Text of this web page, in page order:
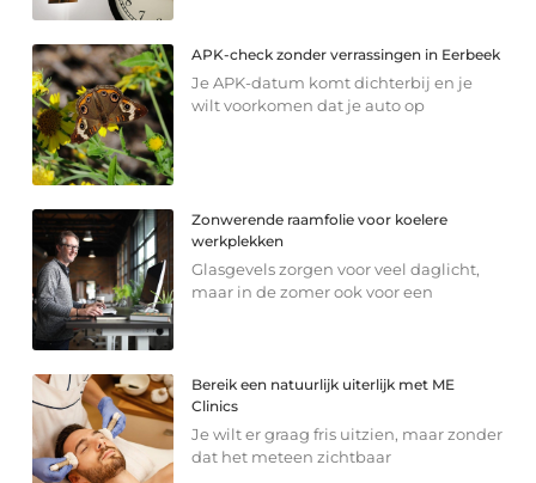
APK-check zonder verrassingen in Eerbeek
Je APK-datum komt dichterbij en je
wilt voorkomen dat je auto op
Zonwerende raamfolie voor koelere
werkplekken
Glasgevels zorgen voor veel daglicht,
maar in de zomer ook voor een
Bereik een natuurlijk uiterlijk met ME
Clinics
Je wilt er graag fris uitzien, maar zonder
dat het meteen zichtbaar